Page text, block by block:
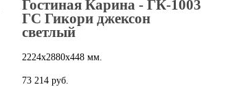
Гостиная Карина - ГК-1003
ГС Гикори джексон
светлый
2224х2880х448 мм.
73 214 руб.